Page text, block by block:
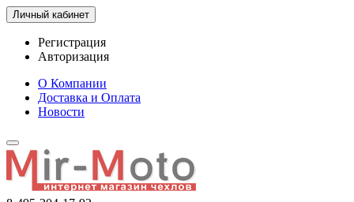
Личный кабинет
Регистрация
Авторизация
О Компании
Доставка и Оплата
Новости